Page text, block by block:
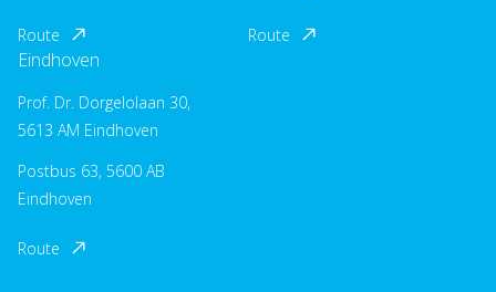
Route Route
Eindhoven
Prof. Dr. Dorgelolaan 30,
5613 AM Eindhoven
Postbus 63, 5600 AB
Eindhoven
Route